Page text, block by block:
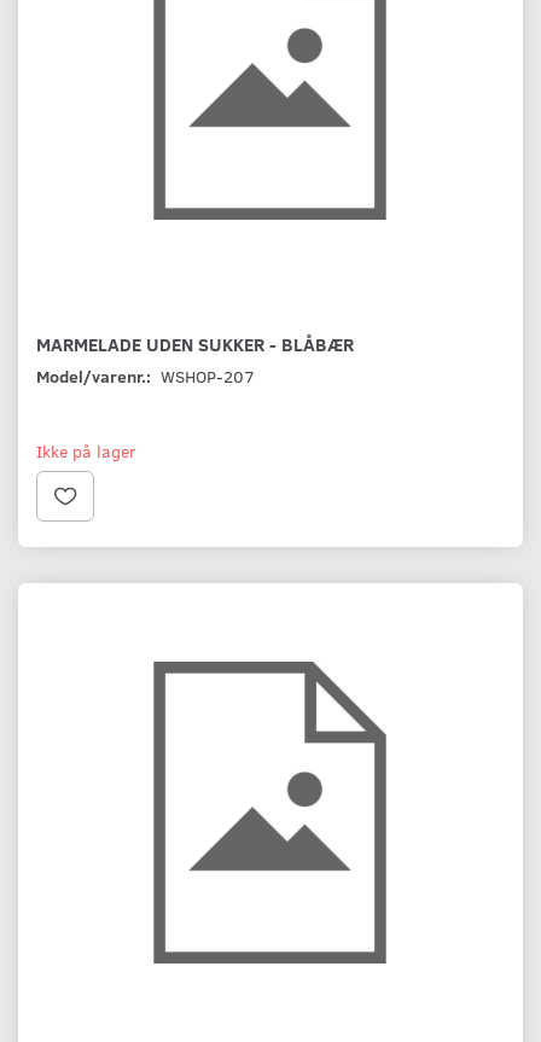
MARMELADE UDEN SUKKER - BLÅBÆR
Model/varenr.: WSHOP-207
Ikke på lager